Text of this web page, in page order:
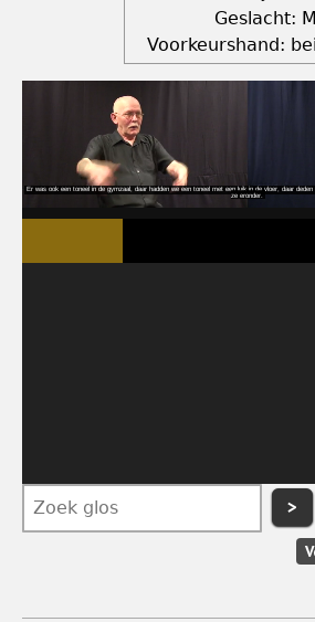
Geslacht:
Voorkeurshand:
>